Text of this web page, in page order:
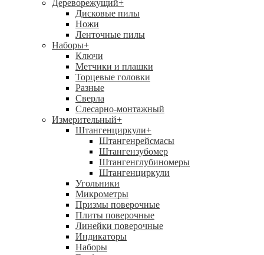
Дереворежущий+
Дисковые пилы
Ножи
Ленточные пилы
Наборы+
Ключи
Метчики и плашки
Торцевые головки
Разные
Сверла
Слесарно-монтажный
Измерительный+
Штангенциркули+
Штангенрейсмасы
Штангензубомер
Штангенглубиномеры
Штангенциркули
Угольники
Микрометры
Призмы поверочные
Плиты поверочные
Линейки поверочные
Индикаторы
Наборы